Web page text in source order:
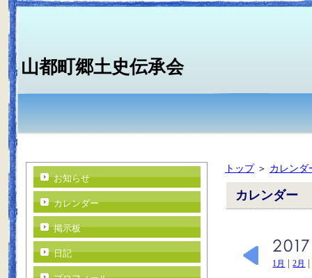
山都町郷土史伝承会
トップ＞ カレンダ
カレンダー
1月 |2月
お知らせ
カレンダー
掲示板
日記